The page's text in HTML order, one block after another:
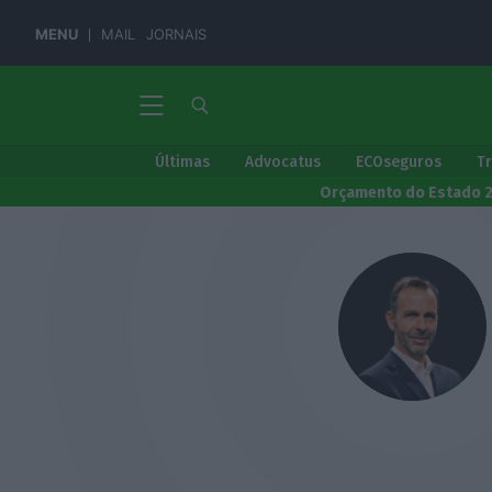
MENU MAIL JORNAIS
Últimas Advocatus ECOseguros
Orçamento do Estado